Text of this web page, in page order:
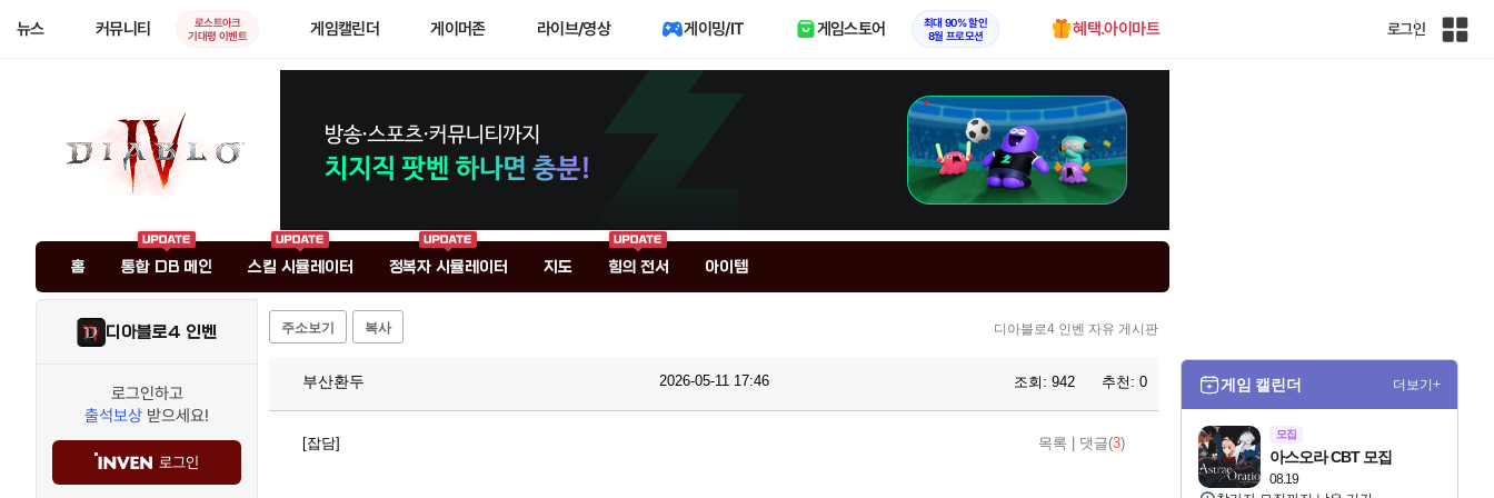
뉴스 커뮤니티
로스트아크
기대평 이벤트
게임캘린더 게이머존 라이브/영상 게이밍/IT 게임스토어
최대 90% 할인
8월 프로모션
혜택.아이마트 로그인
인
홈 통합 DB 메인 스킬 시뮬레이터 정복자 시뮬레이터 지도 힘의 전서 아이템
디아블로4 인벤
로그인하고
출석보상 받으세요!
로그인
주소보기 복사 디아블로4 인벤 자유 게시판
부산환두 2026-05-11 17:46 조회: 942 추천: 0
[잡담] 목록 댓글(3)
게임 캘린더 더보기+
모집
08.19
아스오라 CBT 모집